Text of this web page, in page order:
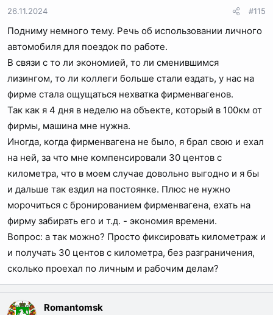
:
26.11.2024 #115
Подниму немного тему. Речь об использовании личного
автомобиля для поездок по работе.
В связи с то ли экономией, то ли сменившимся
лизингом, то ли коллеги больше стали ездать, у нас на
фирме стала ощущаться нехватка фирменвагенов.
Так как я 4 дня в неделю на объекте, который в 100км от
фирмы, машина мне нужна.
Иногда, когда фирменвагена не было, я брал свою и ехал
на ней, за что мне компенсировали 30 центов с
километра, что в моем случае довольно выгодно и я бы
и дальше так ездил на постоянке. Плюс не нужно
морочиться с бронированием фирменвагена, ехать на
фирму забирать его и т.д. - экономия времени.
Вопрос: а так можно? Просто фиксировать километраж и
и получать 30 центов с километра, без разграничения,
сколько проехал по личным и рабочим делам?
Romantomsk